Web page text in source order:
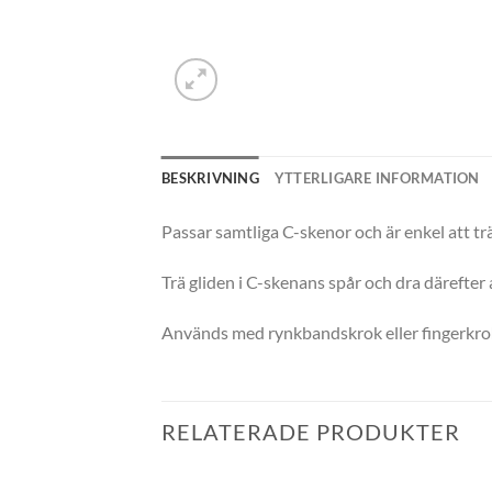
BESKRIVNING YTTERLIGARE INFORMATION
Passar samtliga C-skenor och är enkel att
Trä gliden i C-skenans spår och dra
Används med rynkbandskrok eller
RELATERADE PRODUKTER